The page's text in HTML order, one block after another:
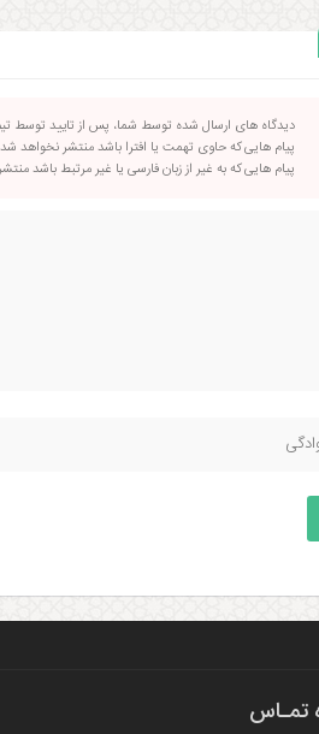
دیدگاه های ارسال شده توسط شما، پس از تایید توسط
پیام هایی که حاوی تهمت یا افترا باشد منتشر نخواهد
پیام هایی که به غیر از زبان فارسی یا غیر مرتبط باشد
تمـاس